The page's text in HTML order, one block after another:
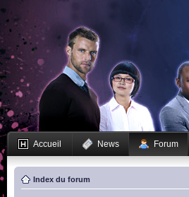
Accueil News Forum
Index du forum